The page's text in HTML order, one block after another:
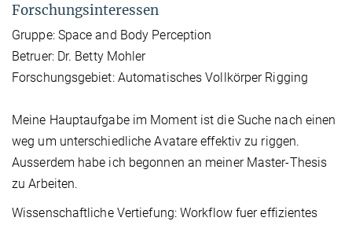
Forschungsinteressen
Gruppe: Space and Body Perception
Betruer: Dr. Betty Mohler
Forschungsgebiet: Automatisches Vollkörper Rigging
Meine Hauptaufgabe im Moment ist die Suche nach einen
weg um unterschiedliche Avatare effektiv zu riggen.
Ausserdem habe ich begonnen an meiner Master-Thesis
zu Arbeiten.
Wissenschaftliche Vertiefung: Workflow fuer effizientes